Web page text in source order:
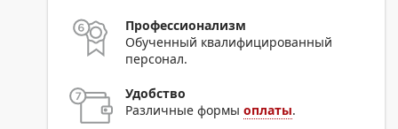
Профессионализм
Обученный квалифицированный
персонал.
Удобство
Различные формыоплаты.